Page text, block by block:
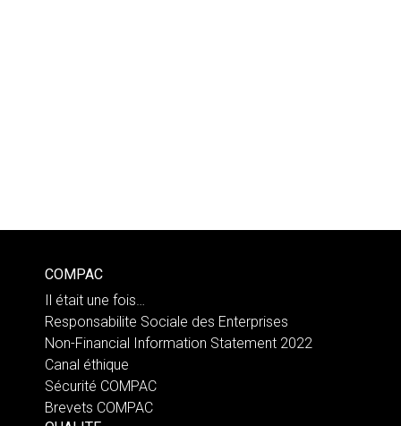
COMPAC
Il était une fois…
Responsabilite Sociale des Enterprises
Non-Financial Information Statement 2022
Canal éthique
Sécurité COMPAC
Brevets COMPAC